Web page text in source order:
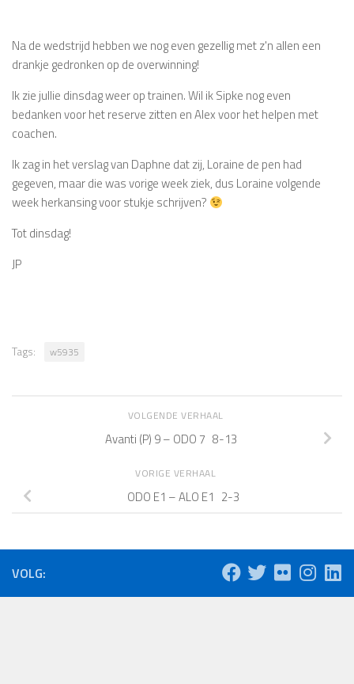
Na de wedstrijd hebben we nog even gezellig met z'n allen een
drankje gedronken op de overwinning!
Ik zie jullie dinsdag weer op trainen. Wil ik Sipke nog even
bedanken voor het reserve zitten en Alex voor het helpen met
coachen.
Ik zag in het verslag van Daphne dat zij, Loraine de pen had
gegeven, maar die was vorige week ziek, dus Loraine volgende
week herkansing voor stukje schrijven?
Tot dinsdag!
JP
Tags: w5935
VOLGENDE VERHAAL
Avanti (P) 9 – ODO 7 8-13
VORIGE VERHAAL
ODO E1 – ALO E1 2-3
VOLG: